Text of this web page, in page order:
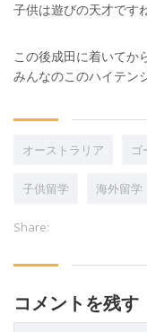
子供は遊びの天才ですね
この後成田に着いてか
みんなのこのハイテン
オーストラリア ゴ
子供留学 海外留学
Share:
コメントを残す